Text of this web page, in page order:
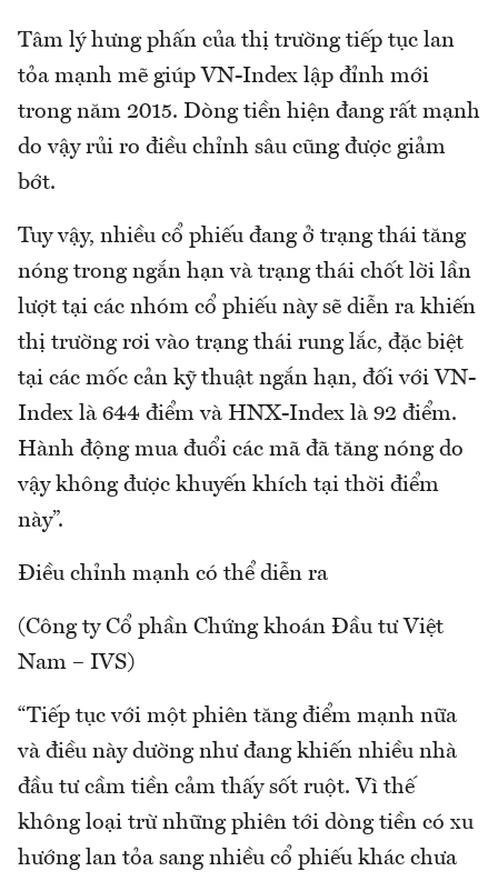
Tâm lý hưng phấn của thị trường tiếp tục lan
tỏa mạnh mẽ giúp VN-Index lập đỉnh mới
trong năm 2015. Dòng tiền hiện đang rất mạnh
do vậy rủi ro điều chỉnh sâu cũng được giảm
bớt.
Tuy vậy, nhiều cổ phiếu đang ở trạng thái tăng
nóng trong ngắn hạn và trạng thái chốt lời lần
lượt tại các nhóm cổ phiếu này sẽ diễn ra khiến
thị trường rơi vào trạng thái rung lắc, đặc biệt
tại các mốc cản kỹ thuật ngắn hạn, đối với VN-
Index là 644 điểm và HNX-Index là 92 điểm.
Hành động mua đuổi các mã đã tăng nóng do
vậy không được khuyến khích tại thời điểm
này”.
Điều chỉnh mạnh có thể diễn ra
(Công ty Cổ phần Chứng khoán Đầu tư Việt
Nam – IVS)
“Tiếp tục với một phiên tăng điểm mạnh nữa
và điều này dường như đang khiến nhiều nhà
đầu tư cầm tiền cảm thấy sốt ruột. Vì thế
không loại trừ những phiên tới dòng tiền có xu
hướng lan tỏa sang nhiều cổ phiếu khác chưa